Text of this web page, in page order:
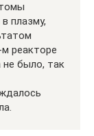
плазму,
реакторе
было, так